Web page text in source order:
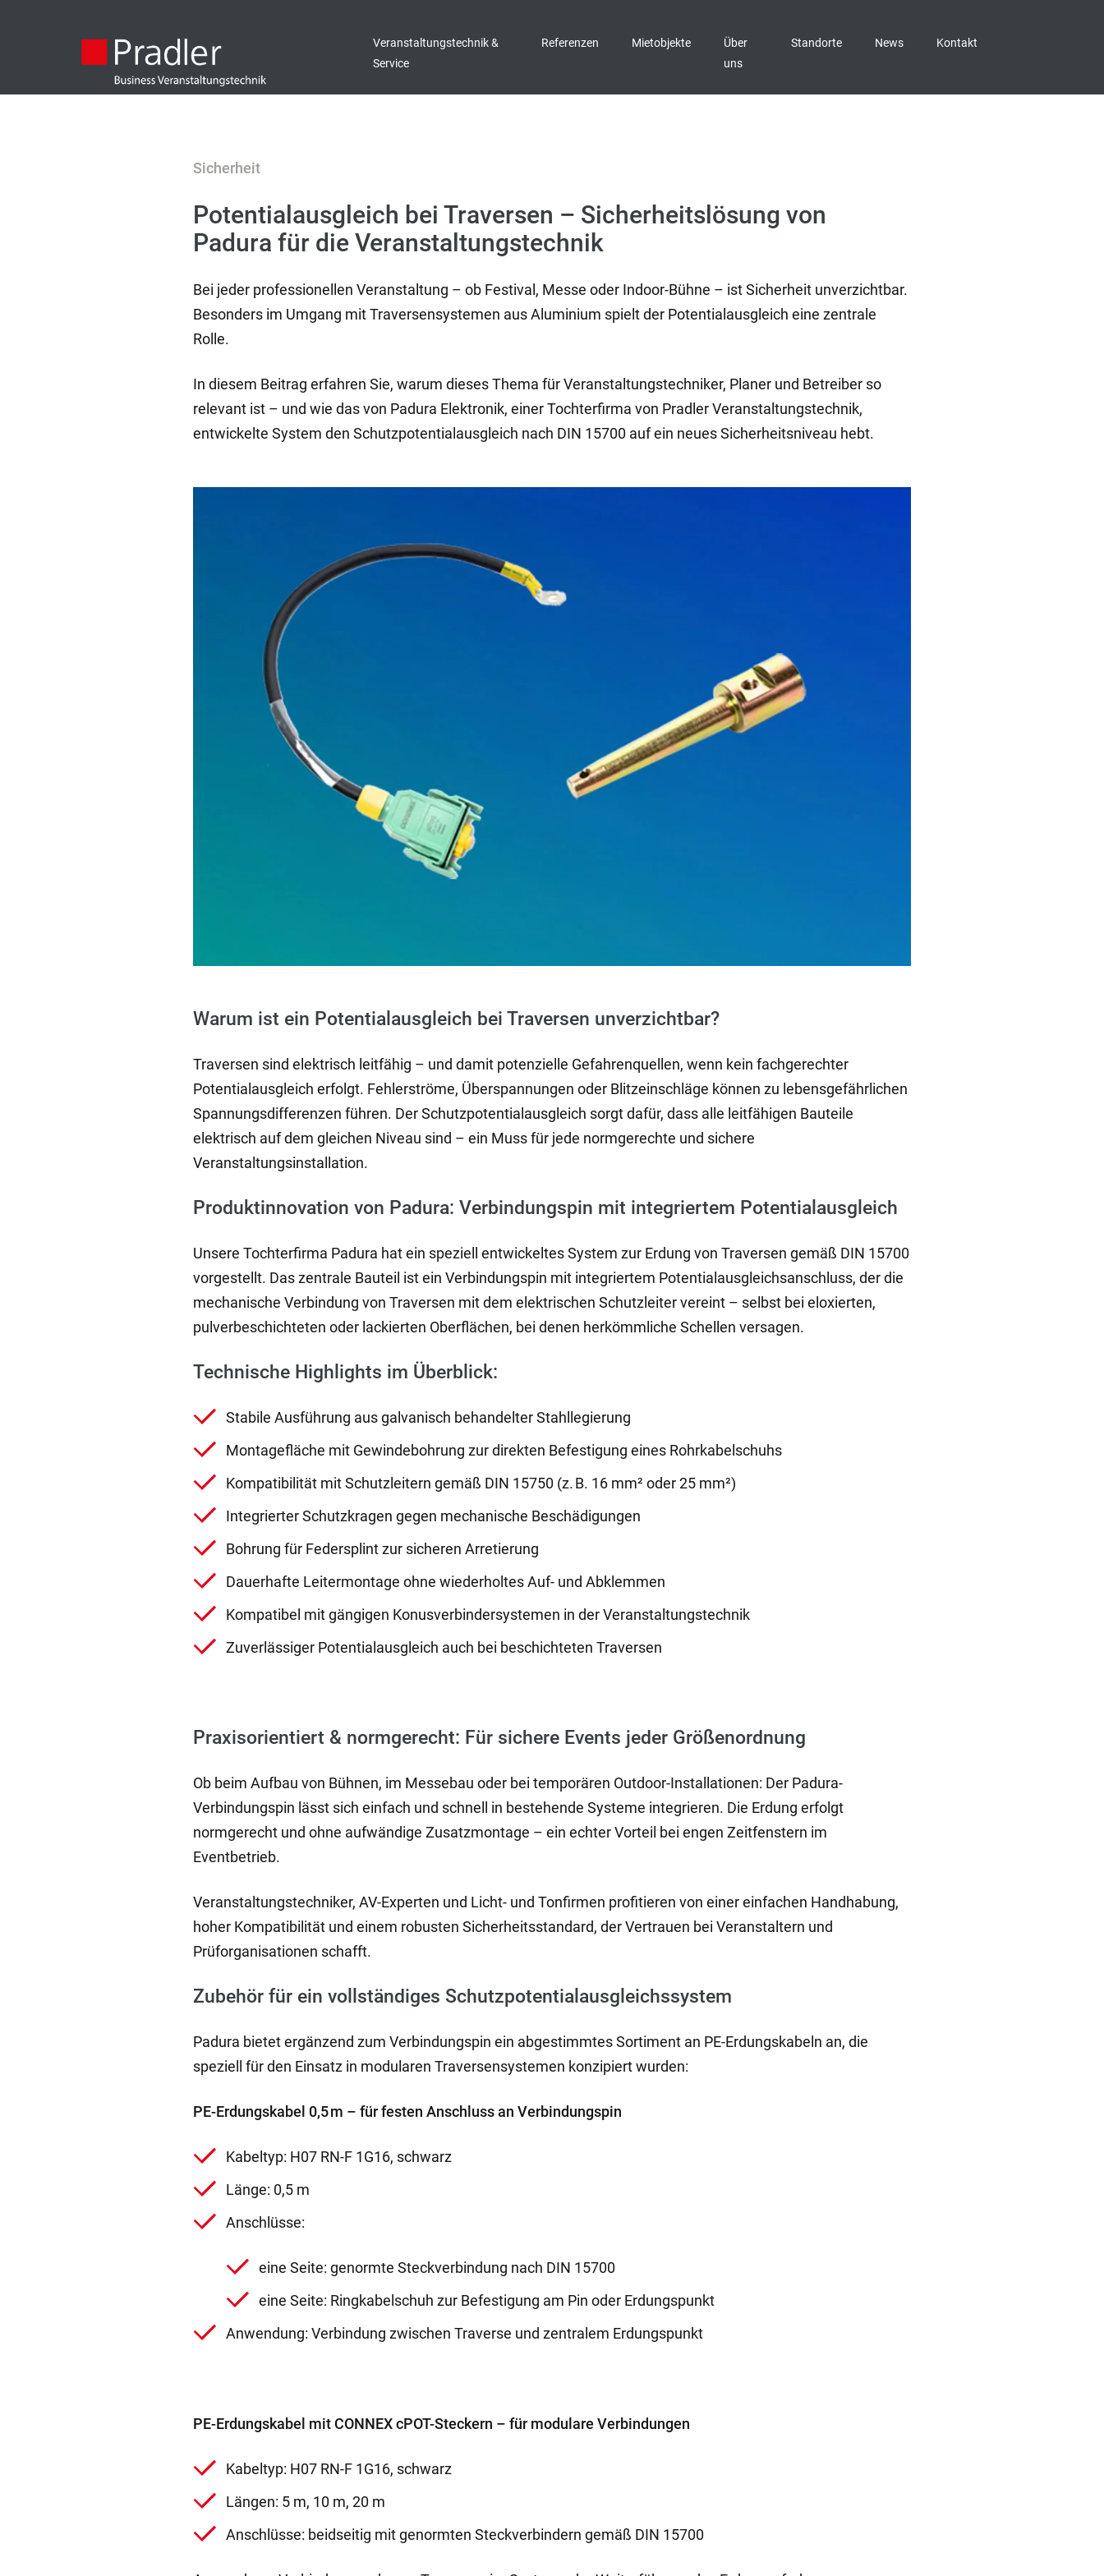
Veranstaltungstechnik &
Service
Referenzen Mietobjekte
Über
uns
Standorte News Kontakt
Sicherheit
Potentialausgleich bei Traversen – Sicherheitslösung von
Padura für die Veranstaltungstechnik
Bei jeder professionellen Veranstaltung – ob Festival, Messe oder Indoor-Bühne – ist Sicherheit unverzichtbar.
Besonders im Umgang mit Traversensystemen aus Aluminium spielt der Potentialausgleich eine zentrale
Rolle.
In diesem Beitrag erfahren Sie, warum dieses Thema für Veranstaltungstechniker, Planer und Betreiber so
relevant ist – und wie das von Padura Elektronik, einer Tochterfirma von Pradler Veranstaltungstechnik,
entwickelte System den Schutzpotentialausgleich nach DIN 15700 auf ein neues Sicherheitsniveau hebt.
Warum ist ein Potentialausgleich bei Traversen unverzichtbar?
Traversen sind elektrisch leitfähig – und damit potenzielle Gefahrenquellen, wenn kein fachgerechter
Potentialausgleich erfolgt. Fehlerströme, Überspannungen oder Blitzeinschläge können zu lebensgefährlichen
Spannungsdifferenzen führen. Der Schutzpotentialausgleich sorgt dafür, dass alle leitfähigen Bauteile
elektrisch auf dem gleichen Niveau sind – ein Muss für jede normgerechte und sichere
Veranstaltungsinstallation.
Produktinnovation von Padura: Verbindungspin mit integriertem Potentialausgleich
Unsere Tochterfirma Padura hat ein speziell entwickeltes System zur Erdung von Traversen gemäß DIN 15700
vorgestellt. Das zentrale Bauteil ist ein Verbindungspin mit integriertem Potentialausgleichsanschluss, der die
mechanische Verbindung von Traversen mit dem elektrischen Schutzleiter vereint – selbst bei eloxierten,
pulverbeschichteten oder lackierten Oberflächen, bei denen herkömmliche Schellen versagen.
Technische Highlights im Überblick:
Stabile Ausführung aus galvanisch behandelter Stahllegierung
Montagefläche mit Gewindebohrung zur direkten Befestigung eines Rohrkabelschuhs
Kompatibilität mit Schutzleitern gemäß DIN 15750 (z. B. 16 mm² oder 25 mm²)
Integrierter Schutzkragen gegen mechanische Beschädigungen
Bohrung für Federsplint zur sicheren Arretierung
Dauerhafte Leitermontage ohne wiederholtes Auf- und Abklemmen
Kompatibel mit gängigen Konusverbindersystemen in der Veranstaltungstechnik
Zuverlässiger Potentialausgleich auch bei beschichteten Traversen
Praxisorientiert & normgerecht: Für sichere Events jeder Größenordnung
Ob beim Aufbau von Bühnen, im Messebau oder bei temporären Outdoor-Installationen: Der Padura-
Verbindungspin lässt sich einfach und schnell in bestehende Systeme integrieren. Die Erdung erfolgt
normgerecht und ohne aufwändige Zusatzmontage – ein echter Vorteil bei engen Zeitfenstern im
Eventbetrieb.
Veranstaltungstechniker, AV-Experten und Licht- und Tonfirmen profitieren von einer einfachen Handhabung,
hoher Kompatibilität und einem robusten Sicherheitsstandard, der Vertrauen bei Veranstaltern und
Prüforganisationen schafft.
Zubehör für ein vollständiges Schutzpotentialausgleichssystem
Padura bietet ergänzend zum Verbindungspin ein abgestimmtes Sortiment an PE-Erdungskabeln an, die
speziell für den Einsatz in modularen Traversensystemen konzipiert wurden:
PE-Erdungskabel 0,5 m – für festen Anschluss an Verbindungspin
Kabeltyp: H07 RN-F 1G16, schwarz
Länge: 0,5 m
Anschlüsse:
eine Seite: genormte Steckverbindung nach DIN 15700
eine Seite: Ringkabelschuh zur Befestigung am Pin oder Erdungspunkt
Anwendung: Verbindung zwischen Traverse und zentralem Erdungspunkt
PE-Erdungskabel mit CONNEX cPOT-Steckern – für modulare Verbindungen
Kabeltyp: H07 RN-F 1G16, schwarz
Längen: 5 m, 10 m, 20 m
Anschlüsse: beidseitig mit genormten Steckverbindern gemäß DIN 15700